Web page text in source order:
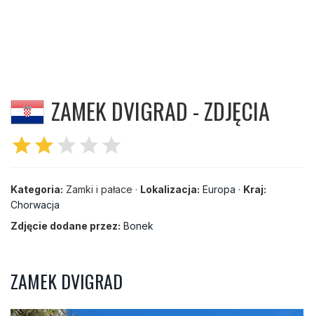
ZAMEK DVIGRAD - ZDJĘCIA
starstar star star star
Kategoria: Zamki i pałace · Lokalizacja: Europa · Kraj:
Chorwacja
Zdjęcie dodane przez: Bonek
ZAMEK DVIGRAD